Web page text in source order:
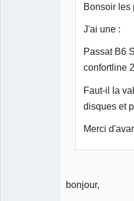
Bonsoir les
J'ai une :
Passat B6
confortline
Faut-il la
disques et
Merci
bonjour,